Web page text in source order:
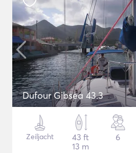
Dufour Gibsea 43.3
Zeiljacht
43 ft
13 m
6